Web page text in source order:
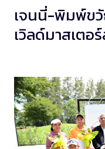
เจนนี่-พิมพ์ข
เวิลด์มาสเตอ